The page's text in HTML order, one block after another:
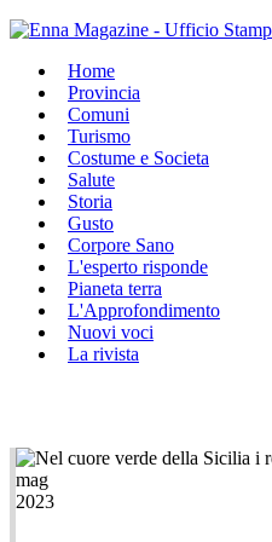
Home
Provincia
Comuni
Turismo
Costume e Societa
Salute
Storia
Gusto
Corpore Sano
L'esperto risponde
Pianeta terra
L'Approfondimento
Nuovi voci
La rivista
mag
2023